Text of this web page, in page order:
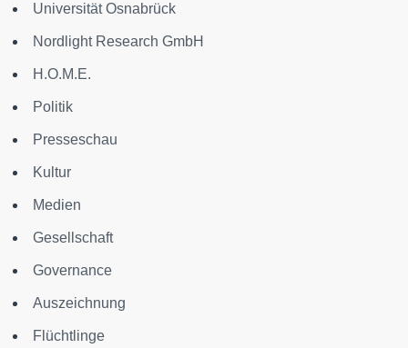
Universität Osnabrück
Nordlight Research GmbH
H.O.M.E.
Politik
Presseschau
Kultur
Medien
Gesellschaft
Governance
Auszeichnung
Flüchtlinge